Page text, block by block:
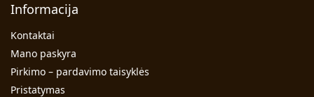
Informacija
Kontaktai
Mano paskyra
Pirkimo – pardavimo taisyklės
Pristatymas